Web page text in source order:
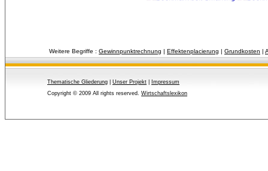
Weitere Begriffe : Gewinnpunktrechnung | Effektenplacierung | Grundkosten |
Thematische Gliederung Unser Projekt
Impressum
Copyright © 2009 All rights reserved. Wirtschaftslexikon